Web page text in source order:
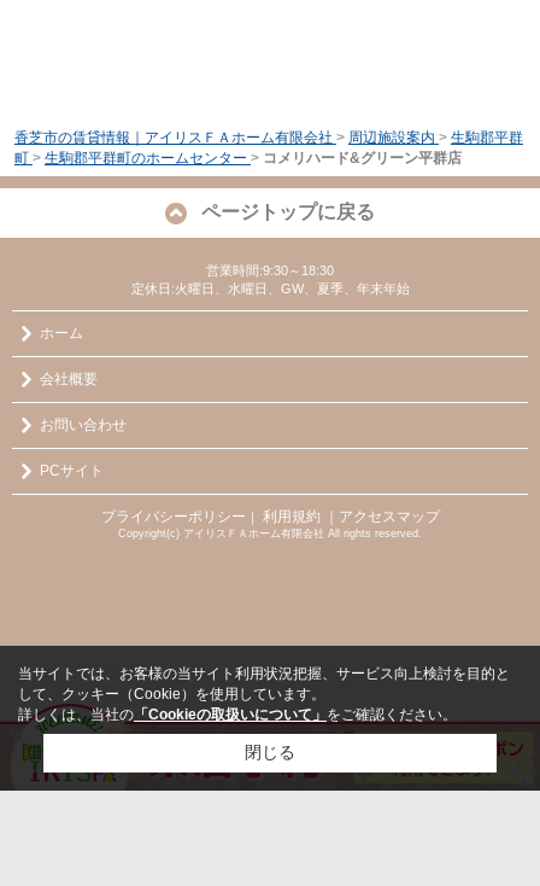
香芝市の賃貸情報｜アイリスＦＡホーム有限会社 > 周辺施設案内 > 生駒郡平群
町 > 生駒郡平群町のホームセンター > コメリハード&グリーン平群店
ページトップに戻る
営業時間:9:30～18:30
定休日:火曜日、水曜日、GW、夏季、年末年始
ホーム
会社概要
お問い合わせ
PCサイト
プライバシーポリシー ｜ 利用規約 ｜アクセスマップ
Copyright(c) アイリスＦＡホーム有限会社 All rights reserved.
当サイトでは、お客様の当サイト利用状況把握、サービス向上検討を目的と
して、クッキー（Cookie）を使用しています。
詳しくは、当社の 「Cookieの取扱いについて」 をご確認ください。
閉じる